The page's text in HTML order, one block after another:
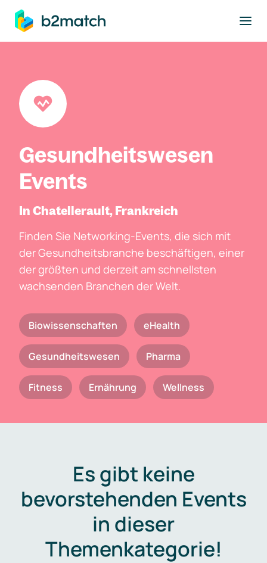
springen
Gesundheitswesen
Events
In Chatellerault, Frankreich
Finden Sie Networking-Events, die sich mit
der Gesundheitsbranche beschäftigen, einer
der größten und derzeit am schnellsten
wachsenden Branchen der Welt.
Biowissenschaften eHealth
Gesundheitswesen Pharma
Fitness Ernährung Wellness
Es gibt keine
bevorstehenden Events
in dieser
Themenkategorie!